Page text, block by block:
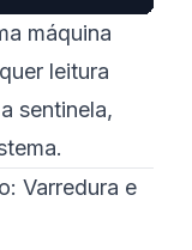
máquina
leitura
a sentinela,
Varredura e